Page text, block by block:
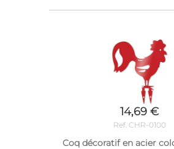
14,69 €
Ref. CHR-0100
Coq décoratif en acier